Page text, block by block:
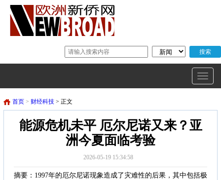
首页 > 财经科技 > 正文
能源危机未平 厄尔尼诺又来？亚
洲今夏面临考验
2026-05-19 15:34:58
摘要：1997年的厄尔尼诺现象造成了灾难性的后果，其中包括极